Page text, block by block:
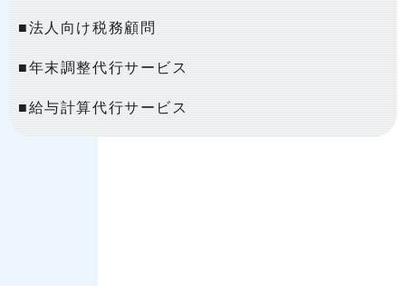
■法人向け税務顧問
​​​​​​​■年末調整代行サービス
■給与計算代行サービス